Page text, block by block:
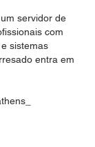
servidor de
com
sistemas
entra em